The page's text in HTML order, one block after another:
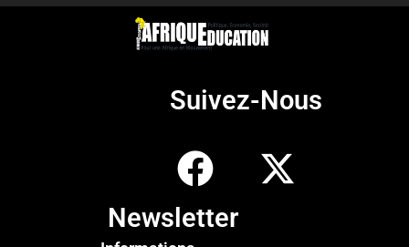
Suivez-Nous
Newsletter